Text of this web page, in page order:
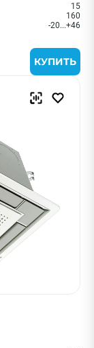
15
160
-20...+46
КУПИТЬ